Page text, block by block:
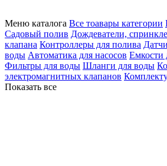
Меню каталога Все тоавары категории
Садовый полив Дождеватели,
клапана Контроллеры для полива
воды Автоматика для насосов Емкости
Фильтры для воды Шланги для воды
электромагнитных клапанов
Показать все